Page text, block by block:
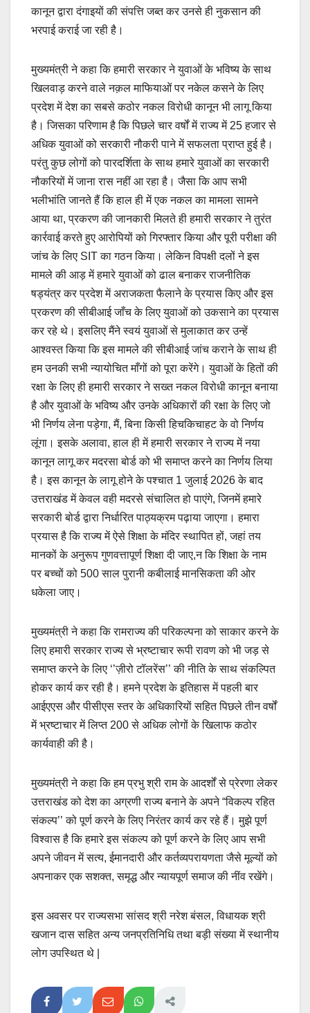
कानून द्वारा दंगाइयों की संपत्ति जब्त कर उनसे ही नुकसान की
भरपाई कराई जा रही है।
मुख्यमंत्री ने कहा कि हमारी सरकार ने युवाओं के भविष्य के साथ
खिलवाड़ करने वाले नक़ल माफियाओं पर नकेल कसने के लिए
प्रदेश में देश का सबसे कठोर नकल विरोधी कानून भी लागू किया
है। जिसका परिणाम है कि पिछले चार वर्षों में राज्य में 25 हजार से
अधिक युवाओं को सरकारी नौकरी पाने में सफलता प्राप्त हुई है।
परंतु कुछ लोगों को पारदर्शिता के साथ हमारे युवाओं का सरकारी
नौकरियों में जाना रास नहीं आ रहा है। जैसा कि आप सभी
भलीभांति जानते हैं कि हाल ही में एक नकल का मामला सामने
आया था, प्रकरण की जानकारी मिलते ही हमारी सरकार ने तुरंत
कार्रवाई करते हुए आरोपियों को गिरफ्तार किया और पूरी परीक्षा की
जांच के लिए SIT का गठन किया। लेकिन विपक्षी दलों ने इस
मामले की आड़ में हमारे युवाओं को ढाल बनाकर राजनीतिक
षड्यंत्र कर प्रदेश में अराजकता फैलाने के प्रयास किए और इस
प्रकरण की सीबीआई जाँच के लिए युवाओं को उकसाने का प्रयास
कर रहे थे। इसलिए मैंने स्वयं युवाओं से मुलाकात कर उन्हें
आश्वस्त किया कि इस मामले की सीबीआई जांच कराने के साथ ही
हम उनकी सभी न्यायोचित माँगों को पूरा करेंगे। युवाओं के हितों की
रक्षा के लिए ही हमारी सरकार ने सख्त नकल विरोधी कानून बनाया
है और युवाओं के भविष्य और उनके अधिकारों की रक्षा के लिए जो
भी निर्णय लेना पड़ेगा, मैं, बिना किसी हिचकिचाहट के वो निर्णय
लूंगा। इसके अलावा, हाल ही में हमारी सरकार ने राज्य में नया
कानून लागू कर मदरसा बोर्ड को भी समाप्त करने का निर्णय लिया
है। इस कानून के लागू होने के पश्चात 1 जुलाई 2026 के बाद
उत्तराखंड में केवल वही मदरसे संचालित हो पाएंगे, जिनमें हमारे
सरकारी बोर्ड द्वारा निर्धारित पाठ्यक्रम पढ़ाया जाएगा। हमारा
प्रयास है कि राज्य में ऐसे शिक्षा के मंदिर स्थापित हों, जहां तय
मानकों के अनुरूप गुणवत्तापूर्ण शिक्षा दी जाए,न कि शिक्षा के नाम
पर बच्चों को 500 साल पुरानी कबीलाई मानसिकता की ओर
धकेला जाए।
मुख्यमंत्री ने कहा कि रामराज्य की परिकल्पना को साकार करने के
लिए हमारी सरकार राज्य से भ्रष्टाचार रूपी रावण को भी जड़ से
समाप्त करने के लिए ‘’ज़ीरो टॉलरेंस’’ की नीति के साथ संकल्पित
होकर कार्य कर रही है। हमने प्रदेश के इतिहास में पहली बार
आईएएस और पीसीएस स्तर के अधिकारियों सहित पिछले तीन वर्षों
में भ्रष्टाचार में लिप्त 200 से अधिक लोगों के खिलाफ कठोर
कार्यवाही की है।
मुख्यमंत्री ने कहा कि हम प्रभु श्री राम के आदर्शों से प्रेरणा लेकर
उत्तराखंड को देश का अग्रणी राज्य बनाने के अपने “विकल्प रहित
संकल्प’’ को पूर्ण करने के लिए निरंतर कार्य कर रहे हैं। मुझे पूर्ण
विश्वास है कि हमारे इस संकल्प को पूर्ण करने के लिए आप सभी
अपने जीवन में सत्य, ईमानदारी और कर्तव्यपरायणता जैसे मूल्यों को
अपनाकर एक सशक्त, समृद्ध और न्यायपूर्ण समाज की नींव रखेंगे।
इस अवसर पर राज्यसभा सांसद श्री नरेश बंसल, विधायक श्री
खजान दास सहित अन्य जनप्रतिनिधि तथा बड़ी संख्या में स्थानीय
लोग उपस्थित थे |